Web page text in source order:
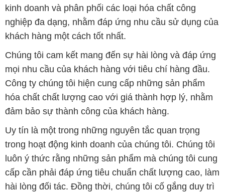
kinh doanh và phân phối các loại hóa chất công
nghiệp đa dạng, nhằm đáp ứng nhu cầu sử dụng của
khách hàng một cách tốt nhất.
Chúng tôi cam kết mang đến sự hài lòng và đáp ứng
mọi nhu cầu của khách hàng với tiêu chí hàng đầu.
Công ty chúng tôi hiện cung cấp những sản phẩm
hóa chất chất lượng cao với giá thành hợp lý, nhằm
đảm bảo sự thành công của khách hàng.
Uy tín là một trong những nguyên tắc quan trọng
trong hoạt động kinh doanh của chúng tôi. Chúng tôi
luôn ý thức rằng những sản phẩm mà chúng tôi cung
cấp cần phải đáp ứng tiêu chuẩn chất lượng cao, làm
hài lòng đối tác. Đồng thời, chúng tôi cố gắng duy trì